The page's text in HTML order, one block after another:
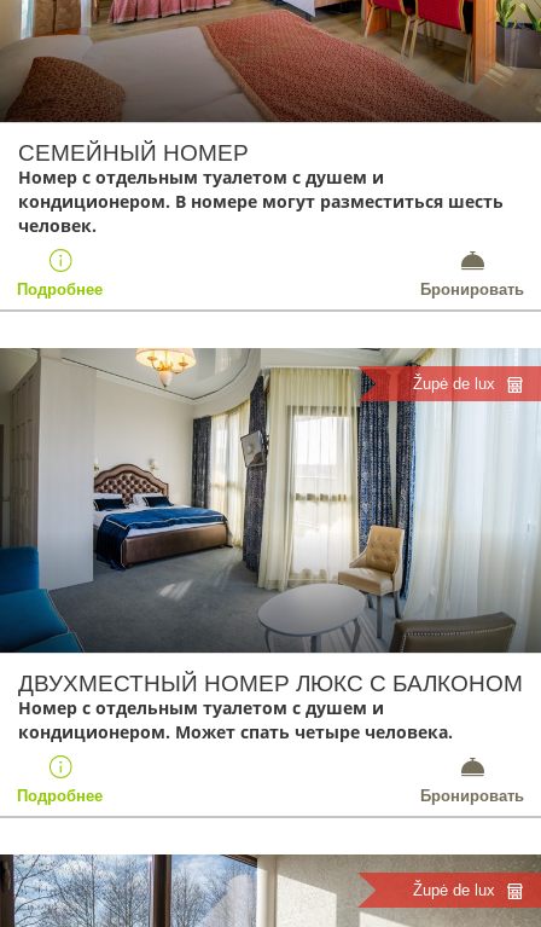
СЕМЕЙНЫЙ НОМЕР
Номер с отдельным туалетом с душем и
кондиционером. В номере могут разместиться шесть
человек.
Подробнее Бронировать
Župė de lux
ДВУХМЕСТНЫЙ НОМЕР ЛЮКС С БАЛКОНОМ
Номер с отдельным туалетом с душем и
кондиционером. Может спать четыре человека.
Подробнее Бронировать
Župė de lux